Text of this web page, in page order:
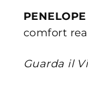
PENELOPE
comfort
Guarda il